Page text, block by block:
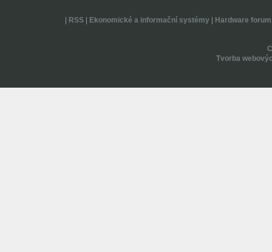
RSS| Ekonomické a informační systémy| Hardware forum
Tvorba